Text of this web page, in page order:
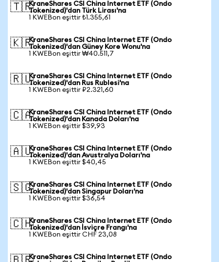
🇹🇷KraneShares CSI China Internet ETF (Ondo
Tokenized)'dan Türk Lirası'na
1 KWEBon eşittir ₺1.355,61
🇰🇷KraneShares CSI China Internet ETF (Ondo
Tokenized)'dan Güney Kore Wonu'na
1 KWEBon eşittir ₩40.511,7
🇷🇺KraneShares CSI China Internet ETF (Ondo
Tokenized)'dan Rus Rublesi'na
1 KWEBon eşittir ₽2.321,60
🇨🇦KraneShares CSI China Internet ETF (Ondo
Tokenized)'dan Kanada Doları'na
1 KWEBon eşittir $39,93
🇦🇺KraneShares CSI China Internet ETF (Ondo
Tokenized)'dan Avustralya Doları'na
1 KWEBon eşittir $40,45
🇸🇬KraneShares CSI China Internet ETF (Ondo
Tokenized)'dan Singapur Doları'na
1 KWEBon eşittir $36,54
🇨🇭KraneShares CSI China Internet ETF (Ondo
Tokenized)'dan İsviçre Frangı'na
1 KWEBon eşittir CHF 23,08
KraneShares CSI China Internet ETF (Ondo